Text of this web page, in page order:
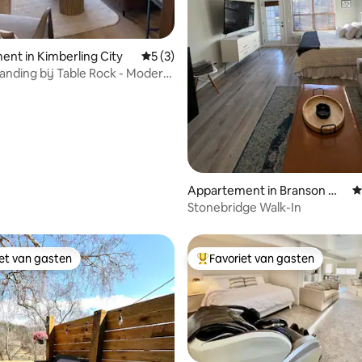
4,94 uit 5, 104 recensies
in Kimberling City Gemiddelde beoordeling van 5 uit 5, 3
5 (3)
bij Table Rock - Modern,
Appartement in Branson W
est
Stonebridge Walk-In
van gasten
van gasten Topfavoriet van gasten
Favoriet van gasten